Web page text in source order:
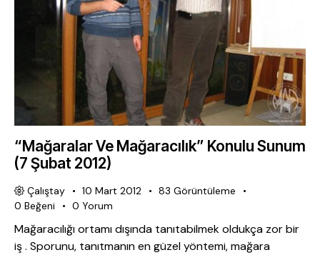
“Mağaralar Ve Mağaracılık” Konulu Sunum
(7 Şubat 2012)
Çalıştay 10 Mart 2012 83 Görüntüleme
0 Beğeni 0 Yorum
Mağaracılığı ortamı dışında tanıtabilmek oldukça zor bir
iş . Sporunu, tanıtmanın en güzel yöntemi, mağara